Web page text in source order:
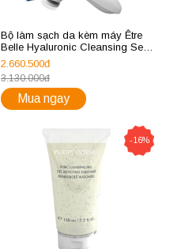
Bộ làm sạch da kèm máy Être
Belle Hyaluronic Cleansing Set
With Brush
2.660.500đ
3.130.000đ
Mua ngay
-16%